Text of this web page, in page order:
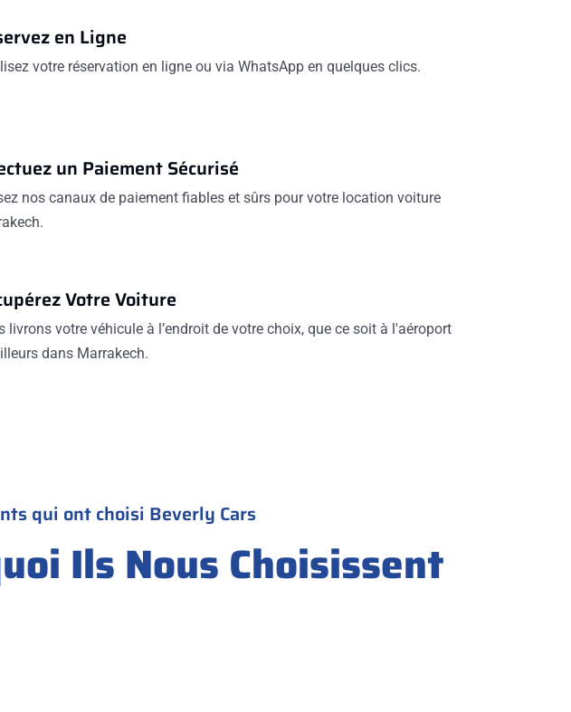
en Ligne
votre réservation en ligne ou via WhatsApp en quelques clics.
un Paiement Sécurisé
nos canaux de paiement fiables et sûrs pour votre location voiture
Votre Voiture
livrons votre véhicule à l’endroit de votre choix, que ce soit à l'aéroport
dans Marrakech.
qui ont choisi Beverly Cars
Ils Nous Choisissent